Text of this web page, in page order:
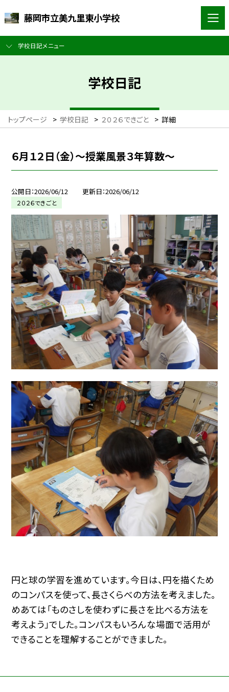
藤岡市立美九里東小学校
学校日記メニュー
学校日記
トップページ > 学校日記 > ２０２６できごと > 詳細
６月１２日（金）～授業風景３年算数～
公開日 2026/06/12 更新日 2026/06/12
２０２６できごと
円と球の学習を進めています。今日は、円を描くため
のコンパスを使って、長さくらべの方法を考えました。
めあては「ものさしを使わずに長さを比べる方法を
考えよう」でした。コンパスもいろんな場面で活用が
できることを理解することができました。